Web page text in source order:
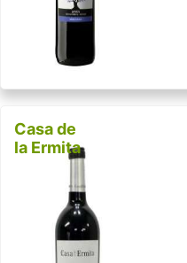
Casa de
la Ermita